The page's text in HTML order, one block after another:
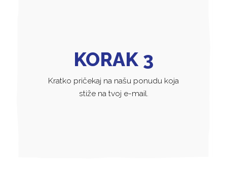
KORAK 3
Kratko pričekaj na našu ponudu koja
stiže na tvoj e-mail.